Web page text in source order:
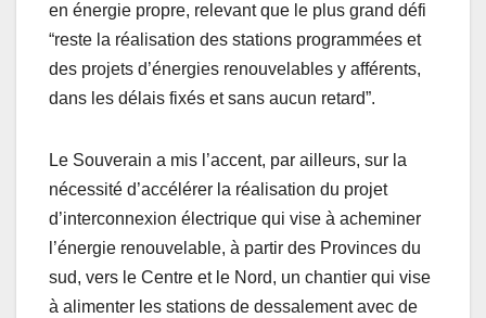
en énergie propre, relevant que le plus grand défi
“reste la réalisation des stations programmées et
des projets d’énergies renouvelables y afférents,
dans les délais fixés et sans aucun retard”.
Le Souverain a mis l’accent, par ailleurs, sur la
nécessité d’accélérer la réalisation du projet
d’interconnexion électrique qui vise à acheminer
l’énergie renouvelable, à partir des Provinces du
sud, vers le Centre et le Nord, un chantier qui vise
à alimenter les stations de dessalement avec de